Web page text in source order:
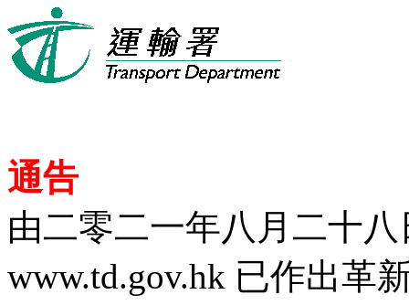
通告
由二零二一年八月二十
www.td.gov.hk 已作出革